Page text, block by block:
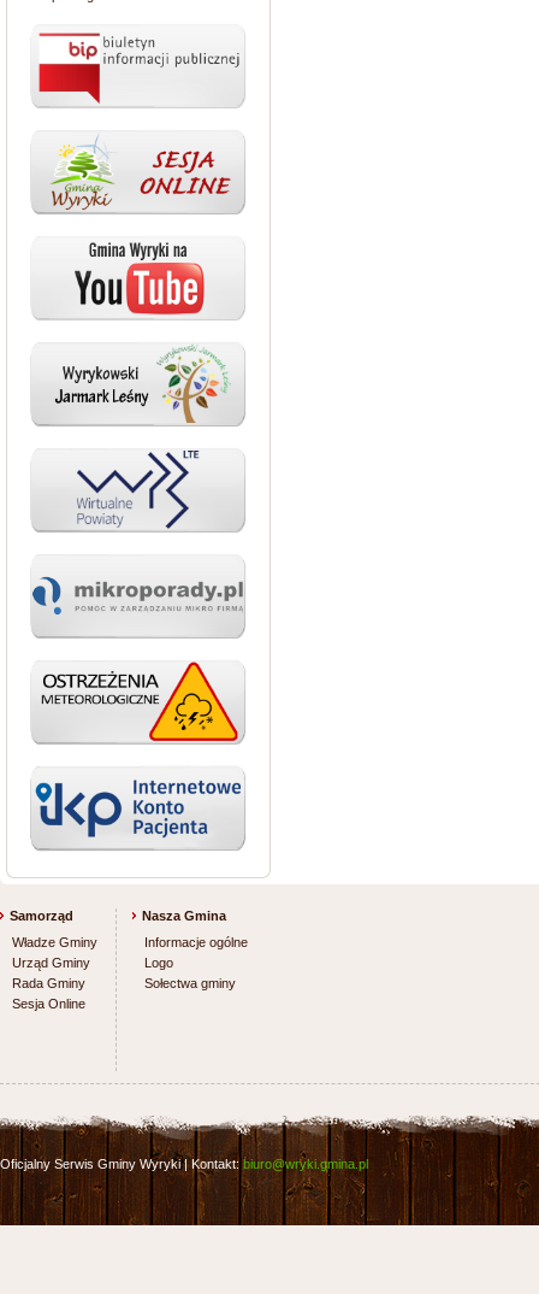
Samorząd
Władze Gminy
Urząd Gminy
Rada Gminy
Sesja Online
Nasza Gmina
Informacje ogólne
Logo
Sołectwa gminy
Oficjalny Serwis Gminy Wyryki | Kontakt: biuro@wryki.gmina.pl